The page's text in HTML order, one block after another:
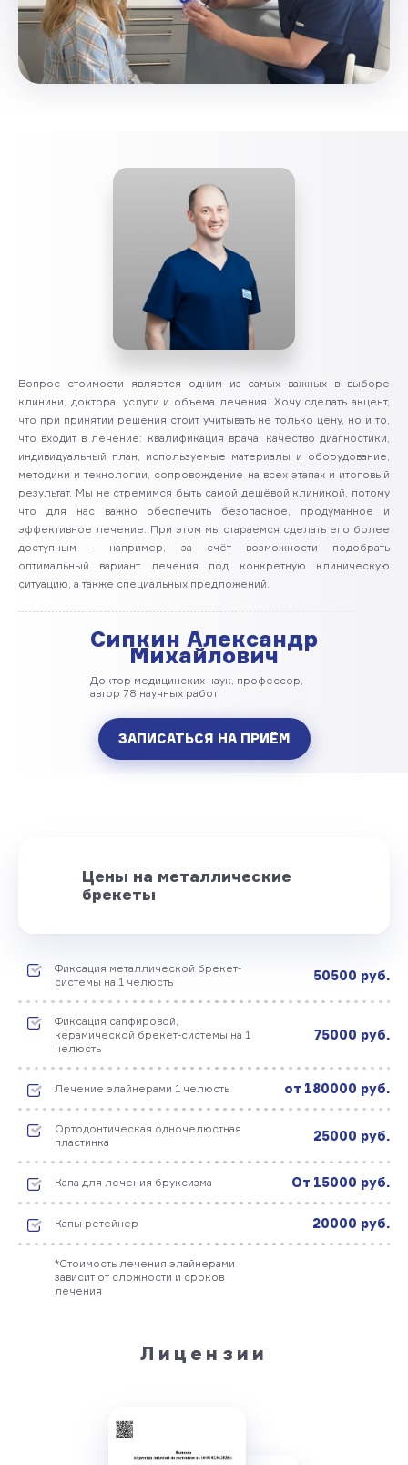
Вопрос стоимости является одним из самых важных в выборе
клиники, доктора, услуги и объема лечения. Хочу сделать акцент,
что при принятии решения стоит учитывать не только цену, но и то,
что входит в лечение: квалификация врача, качество диагностики,
индивидуальный план, используемые материалы и оборудование,
методики и технологии, сопровождение на всех этапах и итоговый
результат. Мы не стремимся быть самой дешёвой клиникой, потому
что для нас важно обеспечить безопасное, продуманное и
эффективное лечение. При этом мы стараемся сделать его более
доступным - например, за счёт возможности подобрать
оптимальный вариант лечения под конкретную клиническую
ситуацию, а также специальных предложений.
Сипкин Александр
Михайлович
Доктор медицинских наук, профессор,
автор 78 научных работ
ЗАПИСАТЬСЯ НА ПРИЁМ
Цены на металлические
брекеты
Фиксация металлической брекет-
системы на 1 челюсть
50500 руб.
Фиксация сапфировой,
керамической брекет-системы на 1
челюсть
75000 руб.
Лечение элайнерами 1 челюсть от 180000 руб.
Ортодонтическая одночелюстная
пластинка
25000 руб.
Капа для лечения бруксизма От 15000 руб.
Капы ретейнер 20000 руб.
*Стоимость лечения элайнерами
зависит от сложности и сроков
лечения
Лицензии